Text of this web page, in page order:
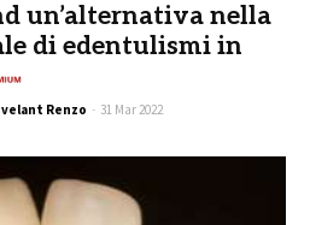
un’alternativa nella
di edentulismi in
Renzo - 31 Mar 2022